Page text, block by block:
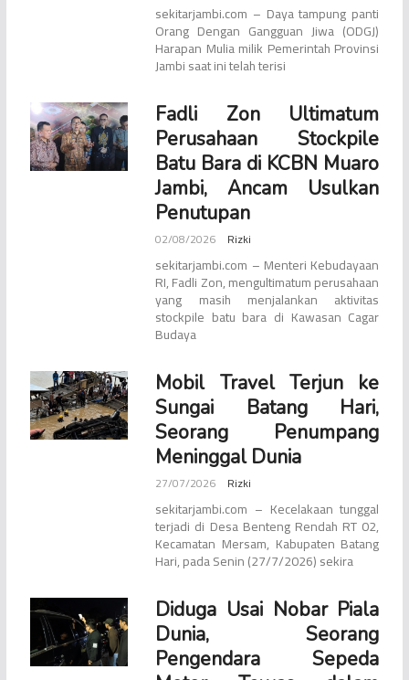
sekitarjambi.com – Daya tampung panti
Orang Dengan Gangguan Jiwa (ODGJ)
Harapan Mulia milik Pemerintah Provinsi
Jambi saat ini telah terisi
Fadli Zon Ultimatum
Perusahaan Stockpile
Batu Bara di KCBN Muaro
Jambi, Ancam Usulkan
Penutupan
02/08/2026 Rizki
sekitarjambi.com – Menteri Kebudayaan
RI, Fadli Zon, mengultimatum perusahaan
yang masih menjalankan aktivitas
stockpile batu bara di Kawasan Cagar
Budaya
Mobil Travel Terjun ke
Sungai Batang Hari,
Seorang Penumpang
Meninggal Dunia
27/07/2026 Rizki
sekitarjambi.com – Kecelakaan tunggal
terjadi di Desa Benteng Rendah RT 02,
Kecamatan Mersam, Kabupaten Batang
Hari, pada Senin (27/7/2026) sekira
Diduga Usai Nobar Piala
Dunia, Seorang
Pengendara Sepeda